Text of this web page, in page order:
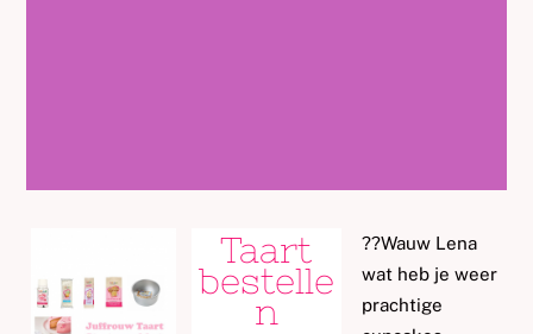
Taart
bestelle
n
??Wauw Lena
wat heb je weer
prachtige